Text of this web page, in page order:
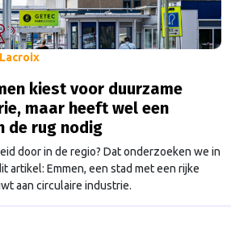
kiest voor duurzame
maar heeft wel een
de rug nodig
door in de regio? Dat onderzoeken we in
artikel: Emmen, een stad met een rijke
aan circulaire industrie.